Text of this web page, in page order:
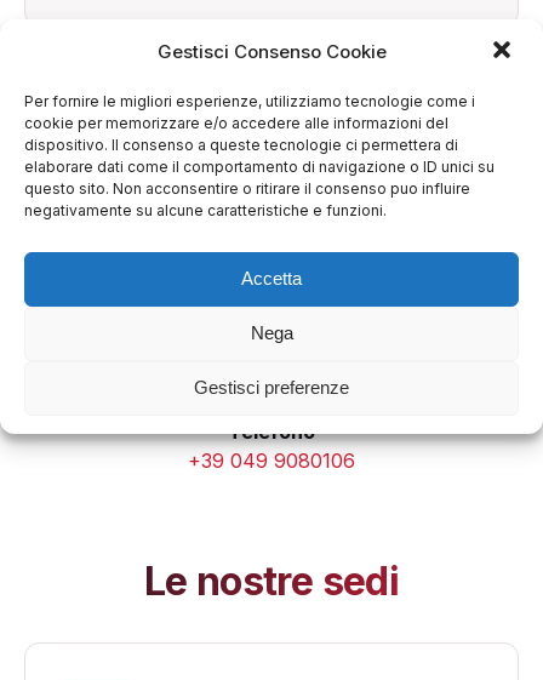
Gestisci Consenso Cookie
Per fornire le migliori esperienze, utilizziamo tecnologie come i
cookie per memorizzare e/o accedere alle informazioni del
dispositivo. Il consenso a queste tecnologie ci permettera di
elaborare dati come il comportamento di navigazione o ID unici su
questo sito. Non acconsentire o ritirare il consenso puo influire
negativamente su alcune caratteristiche e funzioni.
Accetta
Nega
Gestisci preferenze
Email
Telefono
+39 049 9080106
Le nostre sedi